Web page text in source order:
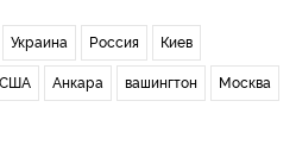
Украина Россия Киев
США Анкара вашингтон Москва